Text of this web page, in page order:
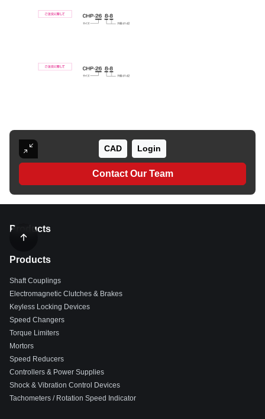
CAD Login
Contact Our Team
Products
Products
Shaft Couplings
Electromagnetic Clutches & Brakes
Keyless Locking Devices
Speed Changers
Torque Limiters
Mortors
Speed Reducers
Controllers & Power Supplies
Shock & Vibration Control Devices
Tachometers / Rotation Speed Indicator